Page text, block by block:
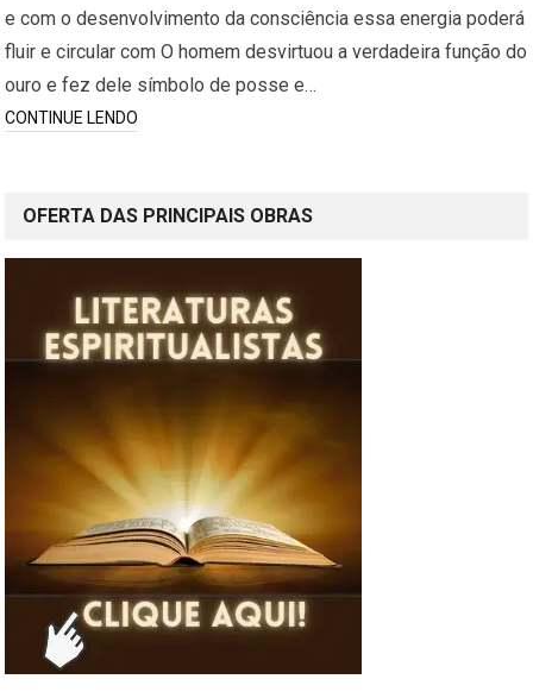
e com o de­senvolvimento da con­sciência essa energia poderá
fl­uir e circular com O homem desvirtuou a verdadeira fu­nção do
ouro e fez dele símbolo de posse e…
CONTINUE LENDO
OFERTA DAS PRINCIPAIS OBRAS